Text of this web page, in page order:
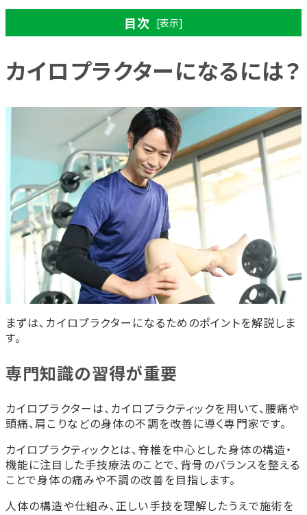
目次 [表示]
カイロプラクターになるには？
国内では必須の資格はない
カイロプラクターの信頼性が高まる民間資格
一般財団法人日本カイロプラクティック登録
機構の認定制度
認定を受ける方法
カイロプラクターとは？
主な仕事内容
整体師・鍼灸師との違い
カイロプラクターの平均年収
カイロプラクターが活躍できる現場
カイロプラクティック院・整体院
スポーツチームに帯同
リラクゼーションサロン
まとめ
ロプラクターを目指しませんか？
鍼灸学科
カイロプラクターになるには？
まずは、カイロプラクターになるためのポイントを解説しま
す。
専門知識の習得が重要
カイロプラクターは、カイロプラクティックを用いて、腰痛や
頭痛、肩こりなどの身体の不調を改善に導く専門家です。
カイロプラクティックとは、脊椎を中心とした身体の構造・
機能に注目した手技療法のことで、背骨のバランスを整える
ことで身体の痛みや不調の改善を目指します。
人体の構造や仕組み、正しい手技を理解したうえで施術を